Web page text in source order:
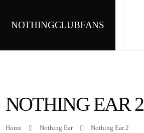
NOTHINGCLUBFANS
NOTHING EAR 2
Home Nothing Ear Nothing Ear 2